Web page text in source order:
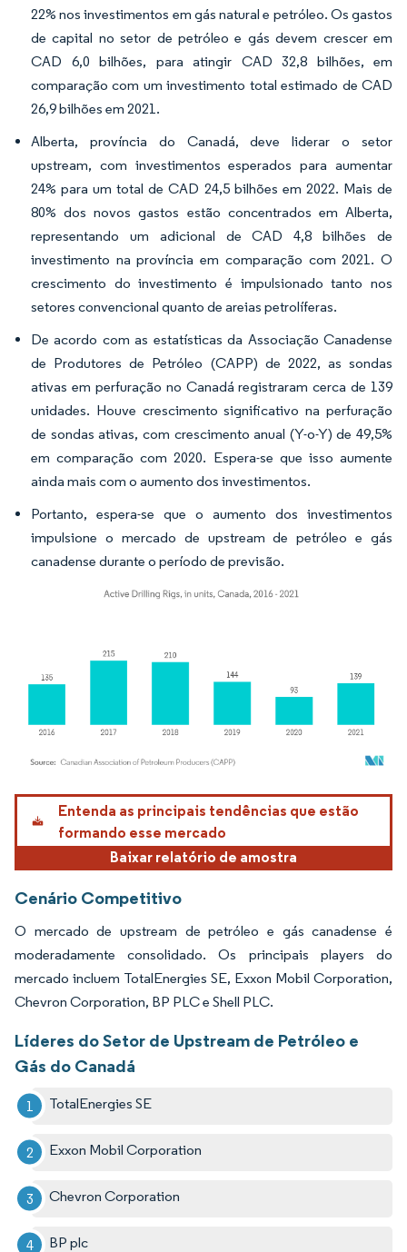
22% nos investimentos em gás natural e petróleo. Os gastos
de capital no setor de petróleo e gás devem crescer em
CAD 6,0 bilhões, para atingir CAD 32,8 bilhões, em
comparação com um investimento total estimado de CAD
26,9 bilhões em 2021.
Alberta, província do Canadá, deve liderar o setor
upstream, com investimentos esperados para aumentar
24% para um total de CAD 24,5 bilhões em 2022. Mais de
80% dos novos gastos estão concentrados em Alberta,
representando um adicional de CAD 4,8 bilhões de
investimento na província em comparação com 2021. O
crescimento do investimento é impulsionado tanto nos
setores convencional quanto de areias petrolíferas.
De acordo com as estatísticas da Associação Canadense
de Produtores de Petróleo (CAPP) de 2022, as sondas
ativas em perfuração no Canadá registraram cerca de 139
unidades. Houve crescimento significativo na perfuração
de sondas ativas, com crescimento anual (Y-o-Y) de 49,5%
em comparação com 2020. Espera-se que isso aumente
ainda mais com o aumento dos investimentos.
Portanto, espera-se que o aumento dos investimentos
impulsione o mercado de upstream de petróleo e gás
canadense durante o período de previsão.
Imagem © Mordor Intelligence. O reuso requer atribuição conforme CC BY 4.0.
Entenda as principais tendências que estão
formando esse mercado
Baixar relatório de amostra
Cenário Competitivo
O mercado de upstream de petróleo e gás canadense é
moderadamente consolidado. Os principais players do
mercado incluem TotalEnergies SE, Exxon Mobil Corporation,
Chevron Corporation, BP PLC e Shell PLC.
Líderes do Setor de Upstream de Petróleo e
Gás do Canadá
TotalEnergies SE
Exxon Mobil Corporation
Chevron Corporation
BP plc